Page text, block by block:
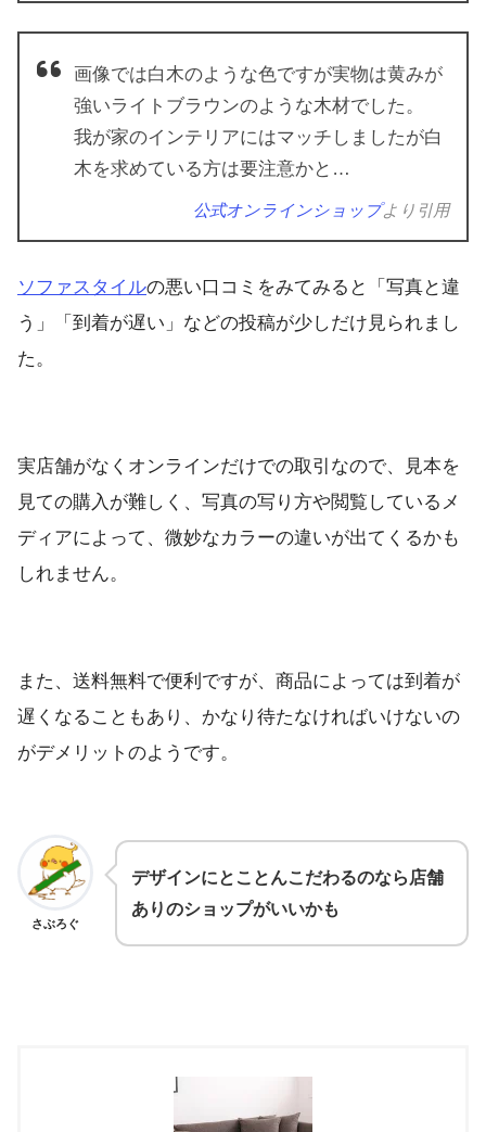
画像では白木のような色ですが実物は黄みが
強いライトブラウンのような木材でした。
我が家のインテリアにはマッチしましたが白
木を求めている方は要注意かと…
公式オンラインショップより引用
ソファスタイルの悪い口コミをみてみると「写真と違
う」「到着が遅い」などの投稿が少しだけ見られまし
た。
実店舗がなくオンラインだけでの取引なので、見本を
見ての購入が難しく、写真の写り方や閲覧しているメ
ディアによって、微妙なカラーの違いが出てくるかも
しれません。
また、送料無料で便利ですが、商品によっては到着が
遅くなることもあり、かなり待たなければいけないの
がデメリットのようです。
さぶろぐ
デザインにとことんこだわるのなら店舗
ありのショップがいいかも